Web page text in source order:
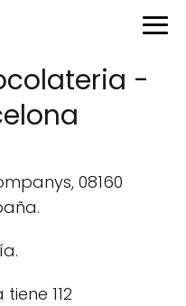
-
08160
112